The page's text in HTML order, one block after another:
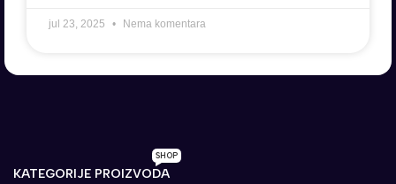
jul 23, 2025 Nema komentara
KATEGORIJE PROIZVODA
SHOP